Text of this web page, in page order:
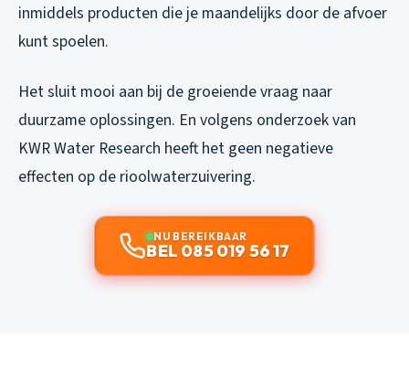
inmiddels producten die je maandelijks door de afvoer
kunt spoelen.
Het sluit mooi aan bij de groeiende vraag naar
duurzame oplossingen. En volgens onderzoek van
KWR Water Research heeft het geen negatieve
effecten op de rioolwaterzuivering.
NU BEREIKBAAR
BEL 085 019 56 17